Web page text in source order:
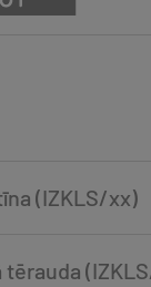
(IZKLS/xx)